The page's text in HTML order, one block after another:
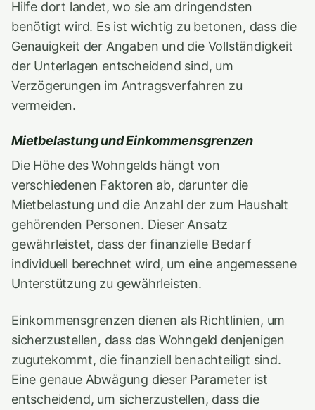
Hilfe dort landet, wo sie am dringendsten
benötigt wird. Es ist wichtig zu betonen, dass die
Genauigkeit der Angaben und die Vollständigkeit
der Unterlagen entscheidend sind, um
Verzögerungen im Antragsverfahren zu
vermeiden.
Mietbelastung und Einkommensgrenzen
Die Höhe des Wohngelds hängt von
verschiedenen Faktoren ab, darunter die
Mietbelastung und die Anzahl der zum Haushalt
gehörenden Personen. Dieser Ansatz
gewährleistet, dass der finanzielle Bedarf
individuell berechnet wird, um eine angemessene
Unterstützung zu gewährleisten.
Einkommensgrenzen dienen als Richtlinien, um
sicherzustellen, dass das Wohngeld denjenigen
zugutekommt, die finanziell benachteiligt sind.
Eine genaue Abwägung dieser Parameter ist
entscheidend, um sicherzustellen, dass die